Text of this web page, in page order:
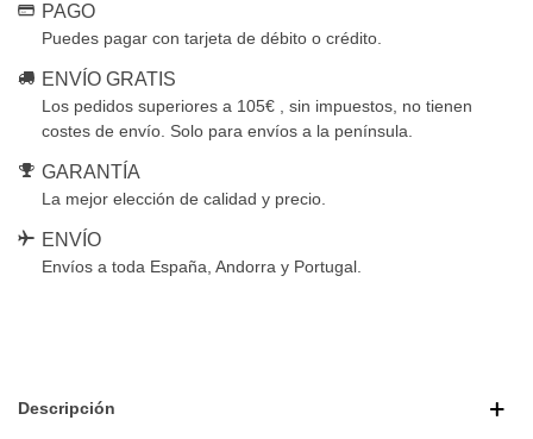
PAGO
Puedes pagar con tarjeta de débito o crédito.
ENVÍO GRATIS
Los pedidos superiores a 105€ , sin impuestos, no tienen
costes de envío. Solo para envíos a la península.
GARANTÍA
La mejor elección de calidad y precio.
ENVÍO
Envíos a toda España, Andorra y Portugal.
Descripción